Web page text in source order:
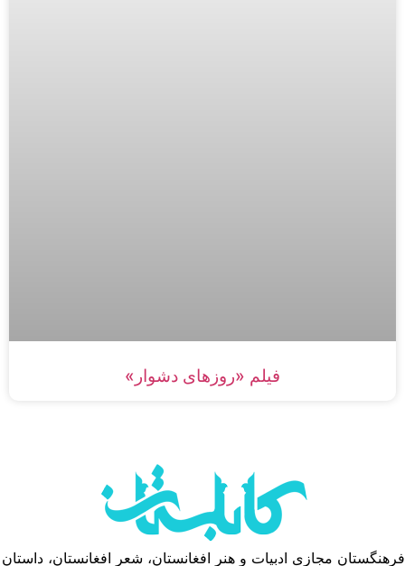
فیلم «روزهای دشوار»
فرهنگستان مجازی ادبیات و هنر افغانستان، شعر افغانستان، داستان